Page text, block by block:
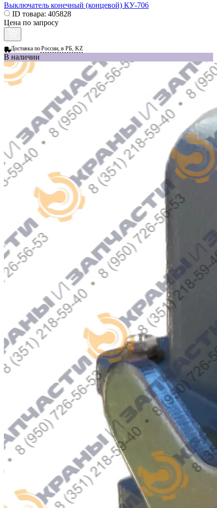
Выключатель конечный (концевой) КУ-706
ID товара: 405828
Цена по запросу
Доставка поРоссии, в РБ, KZ
В наличии